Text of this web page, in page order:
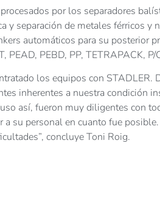
por los separadores
y separación de metales férricos
automáticos para su posterior
PEAD, PEBD, PP, TETRAPACK,
los equipos con
inherentes a nuestra condición
así, fueron muy diligentes con
su personal en cuanto fue
concluye Toni Roig.